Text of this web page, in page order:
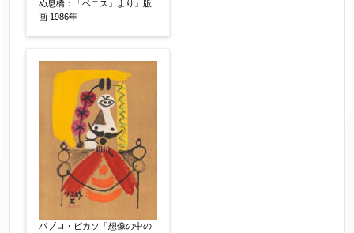
め息橋：「ベニス」より」版
画 1986年
パブロ・ピカソ「想像の中の